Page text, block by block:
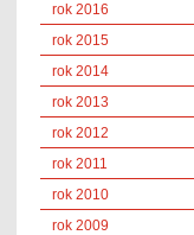
rok 2016
rok 2015
rok 2014
rok 2013
rok 2012
rok 2011
rok 2010
rok 2009